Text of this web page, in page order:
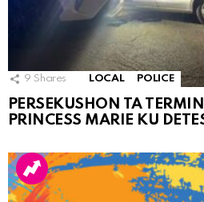
9 Shares LOCAL POLICE
PERSEKUSHON TA
PRINCESS MARIE KU